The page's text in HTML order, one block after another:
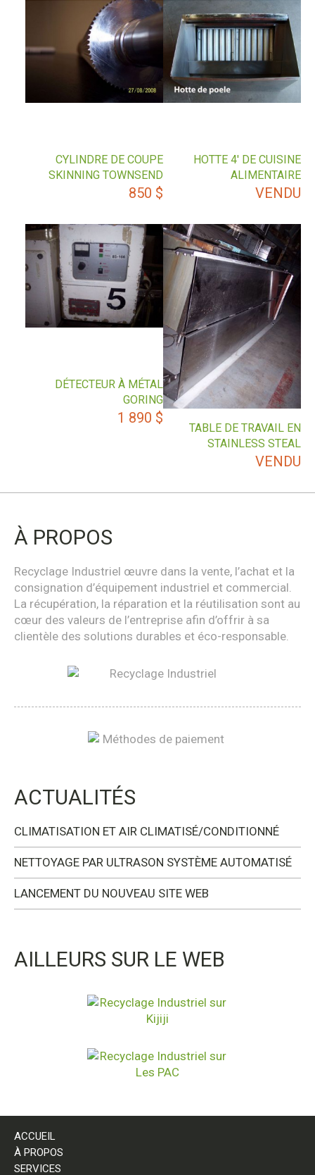
HOTTE 4′ DE CUISINE
ALIMENTAIRE
VENDU
CYLINDRE DE COUPE
SKINNING TOWNSEND
850 $
TABLE DE TRAVAIL EN
STAINLESS STEAL
VENDU
DÉTECTEUR À MÉTAL
GORING
1 890 $
À PROPOS
Recyclage Industriel œuvre dans la vente, l’achat et la
consignation d’équipement industriel et commercial.
La récupération, la réparation et la réutilisation sont au
cœur des valeurs de l’entreprise afin d’offrir à sa
clientèle des solutions durables et éco-responsable.
ACTUALITÉS
CLIMATISATION ET AIR CLIMATISÉ/CONDITIONNÉ
NETTOYAGE PAR ULTRASON SYSTÈME AUTOMATISÉ
LANCEMENT DU NOUVEAU SITE WEB
AILLEURS SUR LE WEB
ACCUEIL
À PROPOS
SERVICES